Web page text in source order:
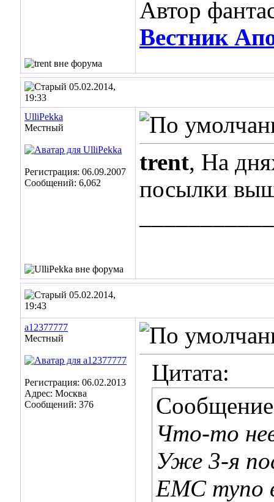
Автор
Вестник
05.02.2014,
19:33
UlliPekka
Местный
Регистрация: 06.09.2007
Сообщений: 6,062
trent, На
посылки
05.02.2014,
19:43
a12377777
Местный
Регистрация: 06.02.2013
Адрес: Москва
Сообщений: 376
Цитата:
Что-то
Уже 3-я
ЕМС тупо